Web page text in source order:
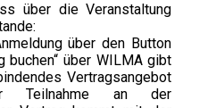
über die Veranstaltung
über den Button
buchen“ über WILMA gibt
Vertragsangebot
Teilnahme an der